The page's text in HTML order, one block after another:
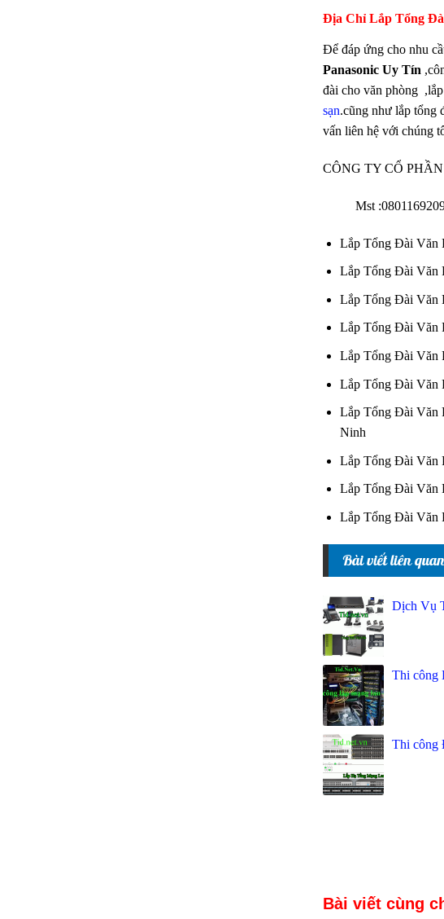
Địa Chỉ Lắp Tổng
Để đáp ứng cho nhu
Panasonic Uy Tín
đài cho văn phòng
sạn.cũng như lắp tổng
vấn liên hệ với chúng
CÔNG TY CỔ
Mst
Lắp Tổng Đài Văn
Lắp Tổng Đài Văn
Lắp Tổng Đài Văn
Lắp Tổng Đài Văn
Lắp Tổng Đài Văn
Lắp Tổng Đài Văn
Lắp Tổng Đài Văn
Ninh
Lắp Tổng Đài Văn
Lắp Tổng Đài Văn
Lắp Tổng Đài Văn
Bài viết liên quan
Dịch Vụ
Thi công
Thi công
Bài viết cùng